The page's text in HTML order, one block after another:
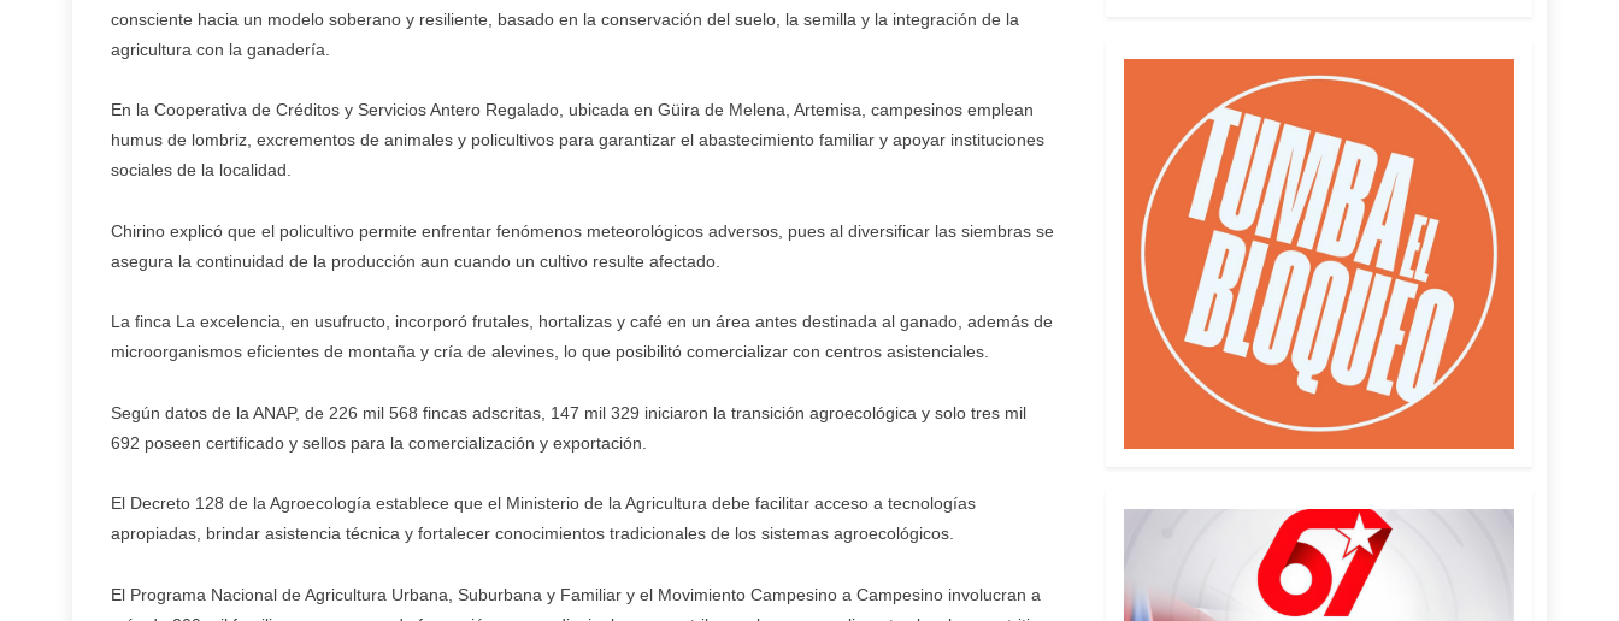
consciente hacia un modelo soberano y resiliente, basado en la conservación del suelo, la semilla y la integración de la
agricultura con la ganadería.
En la Cooperativa de Créditos y Servicios Antero Regalado, ubicada en Güira de Melena, Artemisa, campesinos emplean
humus de lombriz, excrementos de animales y policultivos para garantizar el abastecimiento familiar y apoyar instituciones
sociales de la localidad.
Chirino explicó que el policultivo permite enfrentar fenómenos meteorológicos adversos, pues al diversificar las siembras se
asegura la continuidad de la producción aun cuando un cultivo resulte afectado.
La finca La excelencia, en usufructo, incorporó frutales, hortalizas y café en un área antes destinada al ganado, además de
microorganismos eficientes de montaña y cría de alevines, lo que posibilitó comercializar con centros asistenciales.
Según datos de la ANAP, de 226 mil 568 fincas adscritas, 147 mil 329 iniciaron la transición agroecológica y solo tres mil
692 poseen certificado y sellos para la comercialización y exportación.
El Decreto 128 de la Agroecología establece que el Ministerio de la Agricultura debe facilitar acceso a tecnologías
apropiadas, brindar asistencia técnica y fortalecer conocimientos tradicionales de los sistemas agroecológicos.
El Programa Nacional de Agricultura Urbana, Suburbana y Familiar y el Movimiento Campesino a Campesino involucran a